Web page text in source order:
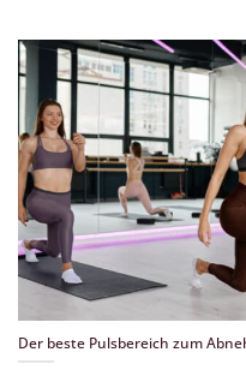
Der beste Pulsbereich zum